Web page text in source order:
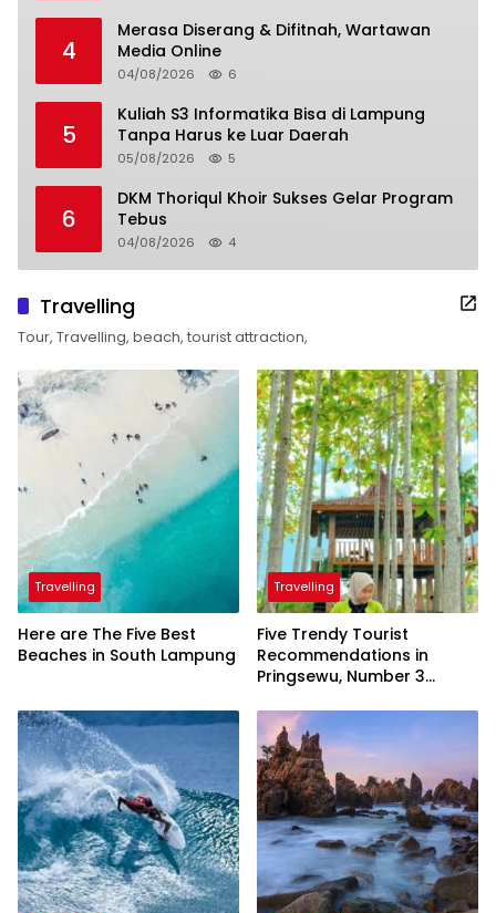
4
Merasa Diserang & Difitnah, Wartawan
Media Online
04/08/2026 6
5
Kuliah S3 Informatika Bisa di Lampung
Tanpa Harus ke Luar Daerah
05/08/2026 5
6
DKM Thoriqul Khoir Sukses Gelar Program
Tebus
04/08/2026 4
Travelling
Tour, Travelling, beach, tourist attraction,
Travelling
Here are The Five Best
Beaches in South Lampung
Travelling
Five Trendy Tourist
Recommendations in
Pringsewu, Number 3
President